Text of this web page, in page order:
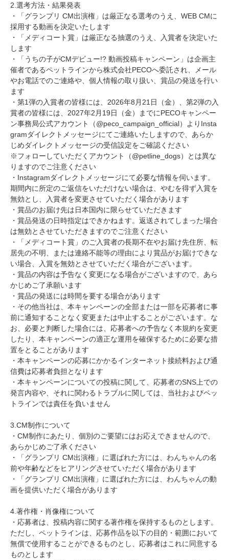
2.選考方法・結果発表
・「グランプリ CM出演権」は厳正なる選考のうえ、WEB CMに
採用する動画を決定いたします
・「メディコート賞」は厳正なる抽選のうえ、入賞者を決定いた
します
・「うちの子がCMデビュー!? 動画投稿キャンペーン」は企画主
催者であるペットラインから株式会社PECOへ委託され、メール
やお電話でのご連絡や、個人情報の取り扱い、賞品の発送を行い
ます
・第1弾の入賞者の皆様には、2026年8月21日（金）、第2弾の入
賞者の皆様には、2027年2月19日（金）までにPECOキャンペー
ン事務局公式アカウント（@peco_campaign_official）よりInsta
gramダイレクトメッセージにてご連絡いたしますので、あらか
じめダイレクトメッセージの受信設定をご確認ください
※フォローしていただくアカウント（@petline_dogs）とは異な
りますのでご注意ください
・Instagramダイレクトメッセージにて必要な情報を伺います。
期間内に所定のご返信をいただけない場合は、やむを得ず入賞を
無効とし、入賞者を変更させていただく場合があります
・賞品のお届け先は日本国内に限らせていただきます
・賞品発送の日時指定はできかねます。返送されてしまった場合
は無効とさせていただきますのでご注意ください
・「メディコート賞」のご入賞者の長期不在やお届け先住所、転
居先の不明、または連絡不能等の理由により賞品がお届けできな
い場合、入賞を無効とさせていただく場合がございます。
・賞品の内容は予告なく変更になる場合がございますので、あら
かじめご了承願います
・賞品の発送には時間を要する場合があります
・その他当社は、本キャンペーンの全部または一部を応募者に事
前に通知することなく変更または中止することがございます。な
お、必要と判断した場合には、応募者への予告なく本規約を変更
したり、本キャンペーンの適正な運用を確保するために必要な措
置をとることがあります
・本キャンペーンの応募にかかるインターネット接続料および通
信費は応募者負担となります
・本キャンペーンについての投稿に関して、応募者のSNS上での
発言内容や、それに関わるトラブルに関しては、当社およびペッ
トラインでは責任を負いません
3.CM制作について
・CM制作にあたり、個別のご要望にはお応えできませんので、
あらかじめご了承ください
・「グランプリ CM出演権」に選ばれた方には、わんちゃんの名
前や年齢などをヒアリングさせていただく場合があります
・「グランプリ CM出演権」に選ばれた方には、わんちゃんの動
画を提供いただく場合があります
4.著作権・肖像権について
・応募者は、投稿内容に関する著作権を保持するものとします。
ただし、ペットラインは、応募作品を以下の目的・範囲において
無償で使用することができるものとし、応募者はこれに同意する
ものとします